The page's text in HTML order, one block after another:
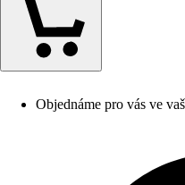
Objednáme pro vás ve